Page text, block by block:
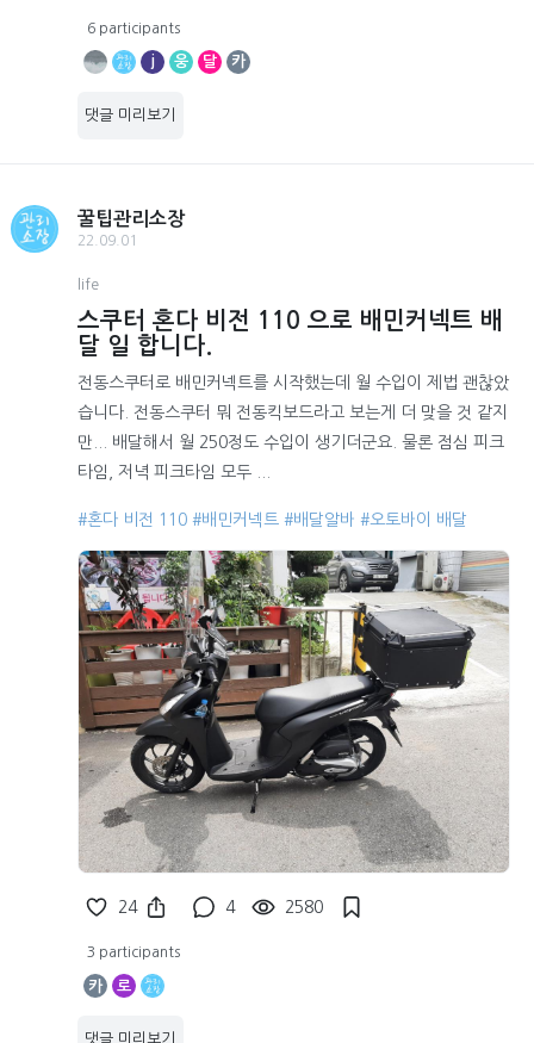
6 participants
j 웅 달 카
댓글 미리보기
꿀팁관리소장
22.09.01
life
스쿠터 혼다 비전 110 으로 배민커넥트 배
달 일 합니다.
전동스쿠터로 배민커넥트를 시작했는데 월 수입이 제법 괜찮았
습니다. 전동스쿠터 뭐 전동킥보드라고 보는게 더 맞을 것 같지
만... 배달해서 월 250정도 수입이 생기더군요. 물론 점심 피크
타임, 저녁 피크타임 모두 ...
#혼다 비전 110 #배민커넥트 #배달알바 #오토바이 배달
24 4 2580
3 participants
카 로
댓글 미리보기